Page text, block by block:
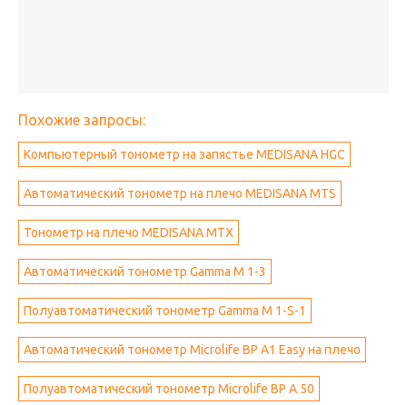
Похожие запросы:
Компьютерный тонометр на запястье MEDISANA HGC
Автоматический тонометр на плечо MEDISANA MTS
Тонометр на плечо MEDISANA MTX
Автоматический тонометр Gamma M 1-3
Полуавтоматический тонометр Gamma M 1-S-1
Автоматический тонометр Microlife BP A1 Easy на плечо
Полуавтоматический тонометр Microlife BP A 50